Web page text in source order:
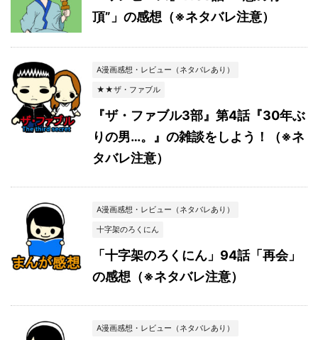
頂”」の感想（※ネタバレ注意）
A漫画感想・レビュー（ネタバレあり）
★★ザ・ファブル
『ザ・ファブル3部』第4話『30年ぶ
りの男…。』の雑談をしよう！（※ネ
タバレ注意）
A漫画感想・レビュー（ネタバレあり）
十字架のろくにん
「十字架のろくにん」94話「再会」
の感想（※ネタバレ注意）
A漫画感想・レビュー（ネタバレあり）